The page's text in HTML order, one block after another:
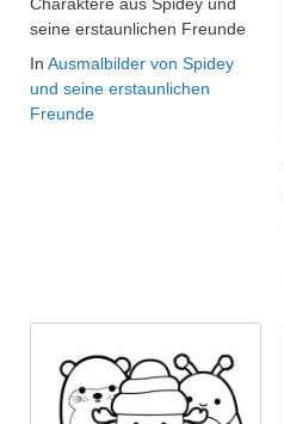
seine erstaunlichen Freunde
In Ausmalbilder von Spidey
und seine erstaunlichen
Freunde